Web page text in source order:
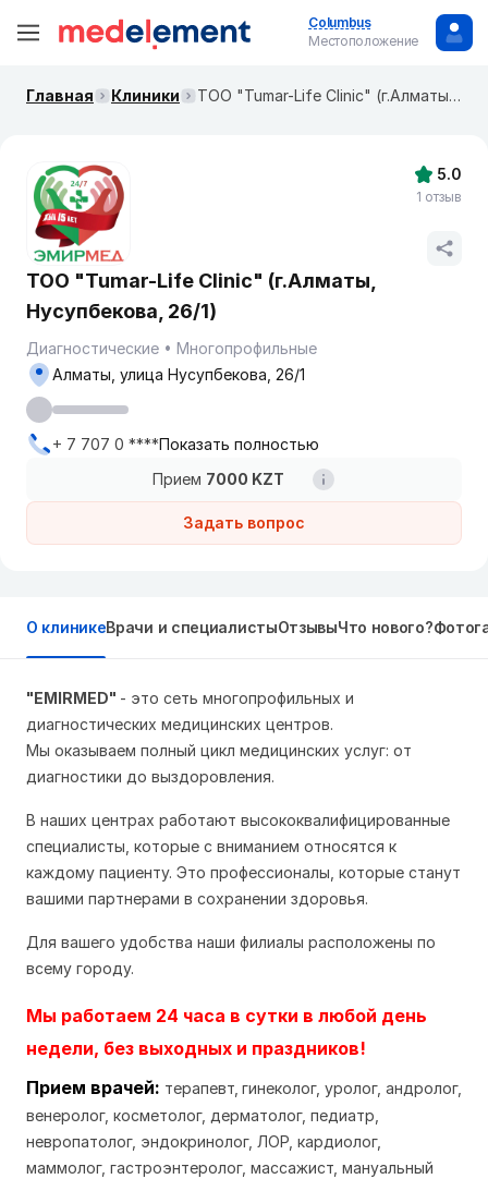
Columbus
Местоположение
Главная Клиники ТОО "Tumar-Life Clinic" (г.Алматы, Нусупбекова, 26/1)
ТОО "Tumar-Life Clinic" (г.Алматы,
Нусупбекова, 26/1)
Диагностические Многопрофильные
Прием 7000 KZT
Задать вопрос
Алматы, улица Нусупбекова, 26/1
+ 7 707 0 ****Показать полностью
5.0
1 отзыв
О клиникеВрачи и специалистыОтзывыЧто нового?
"EMIRMED" - это сеть многопрофильных и
диагностических медицинских центров.
Мы оказываем полный цикл медицинских услуг: от
диагностики до выздоровления.
В наших центрах работают высококвалифицированные
специалисты, которые с вниманием относятся к
каждому пациенту. Это профессионалы, которые станут
вашими партнерами в сохранении здоровья.
Для вашего удобства наши филиалы расположены по
всему городу.
Мы работаем 24 часа в сутки в любой день
недели, без выходных и праздников!
Прием врачей: терапевт, гинеколог, уролог, андролог,
венеролог, косметолог, дерматолог, педиатр,
невропатолог, эндокринолог, ЛОР, кардиолог,
маммолог, гастроэнтеролог, массажист, мануальный